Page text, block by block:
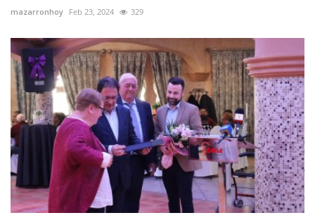
mazarronhoy Feb 23, 2024 329